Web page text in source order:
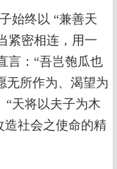
始终以 “兼善天
紧密相连，用一
言：“吾岂匏瓜也
无所作为、渴望为
天将以夫子为木
造社会之使命的精